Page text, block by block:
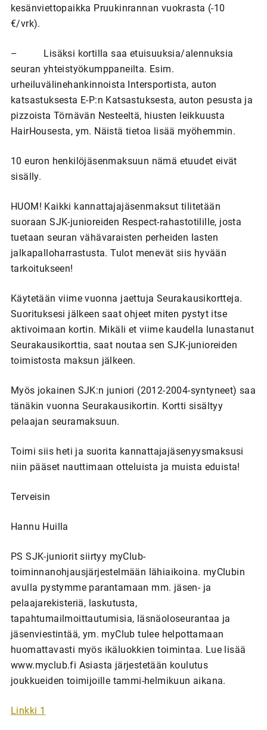
kesänviettopaikka Pruukinrannan vuokrasta (-10
€/vrk).
– Lisäksi kortilla saa etuisuuksia/alennuksia
seuran yhteistyökumppaneilta. Esim.
urheiluvälinehankinnoista Intersportista, auton
katsastuksesta E-P:n Katsastuksesta, auton pesusta ja
pizzoista Törnävän Nesteeltä, hiusten leikkuusta
HairHousesta, ym. Näistä tietoa lisää myöhemmin.
10 euron henkilöjäsenmaksuun nämä etuudet eivät
sisälly.
HUOM! Kaikki kannattajajäsenmaksut tilitetään
suoraan SJK-junioreiden Respect-rahastotilille, josta
tuetaan seuran vähävaraisten perheiden lasten
jalkapalloharrastusta. Tulot menevät siis hyvään
tarkoitukseen!
Käytetään viime vuonna jaettuja Seurakausikortteja.
Suorituksesi jälkeen saat ohjeet miten pystyt itse
aktivoimaan kortin. Mikäli et viime kaudella lunastanut
Seurakausikorttia, saat noutaa sen SJK-junioreiden
toimistosta maksun jälkeen.
Myös jokainen SJK:n juniori (2012-2004-syntyneet) saa
tänäkin vuonna Seurakausikortin. Kortti sisältyy
pelaajan seuramaksuun.
Toimi siis heti ja suorita kannattajajäsenyysmaksusi
niin pääset nauttimaan otteluista ja muista eduista!
Terveisin
Hannu Huilla
PS SJK-juniorit siirtyy myClub-
toiminnanohjausjärjestelmään lähiaikoina. myClubin
avulla pystymme parantamaan mm. jäsen- ja
pelaajarekisteriä, laskutusta,
tapahtumailmoittautumisia, läsnäoloseurantaa ja
jäsenviestintää, ym. myClub tulee helpottamaan
huomattavasti myös ikäluokkien toimintaa. Lue lisää
www.myclub.fi Asiasta järjestetään koulutus
joukkueiden toimijoille tammi-helmikuun aikana.
Linkki 1